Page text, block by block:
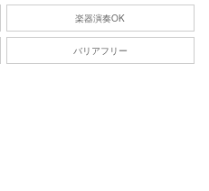
楽器演奏OK
バリアフリー